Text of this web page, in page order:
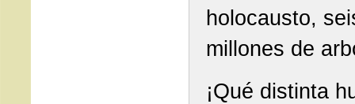
holocausto,
millones de
¡Qué distinta